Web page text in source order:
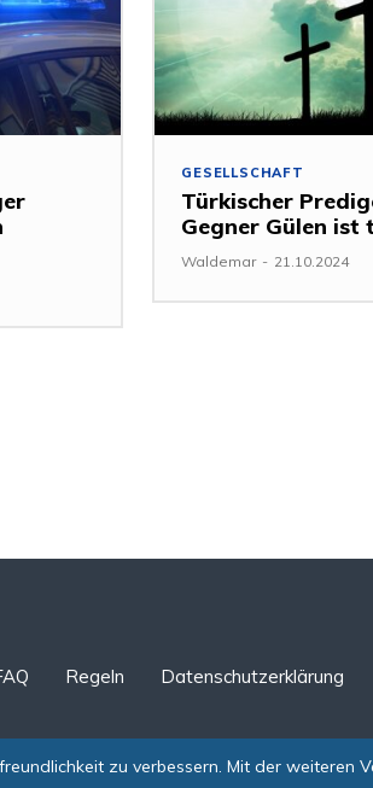
GESELLSCHAFT
Türkischer
Gegner Gülen ist
Waldemar - 21.10.2024
Regeln Datenschutzerklärung
zu verbessern. Mit der weiteren